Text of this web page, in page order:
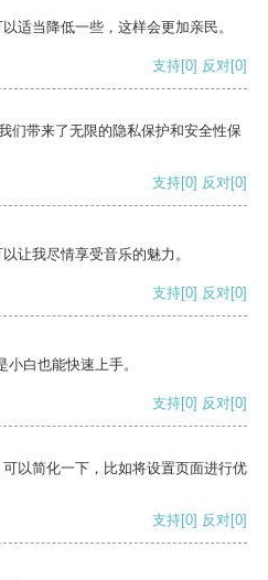
适当降低一些，这样会更加亲民。
支持[0] 反对[0]
们带来了无限的隐私保护和安全性保
支持[0] 反对[0]
让我尽情享受音乐的魅力。
支持[0] 反对[0]
白也能快速上手。
支持[0] 反对[0]
以简化一下，比如将设置页面进行优
支持[0] 反对[0]